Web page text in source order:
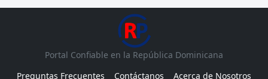
Portal Confiable en la República Dominicana
Preguntas Frecuentes
Contáctanos Acerca de Nosotros